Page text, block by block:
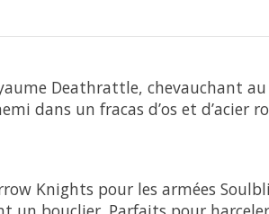
Deathrattle, chevauchant
dans un fracas d’os et
Knights pour les armées